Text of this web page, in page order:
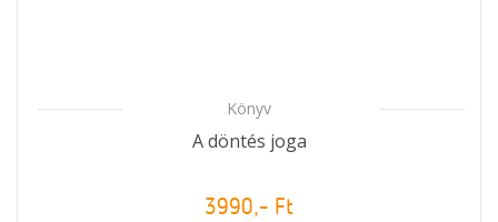
Könyv
A döntés joga
3990,- Ft